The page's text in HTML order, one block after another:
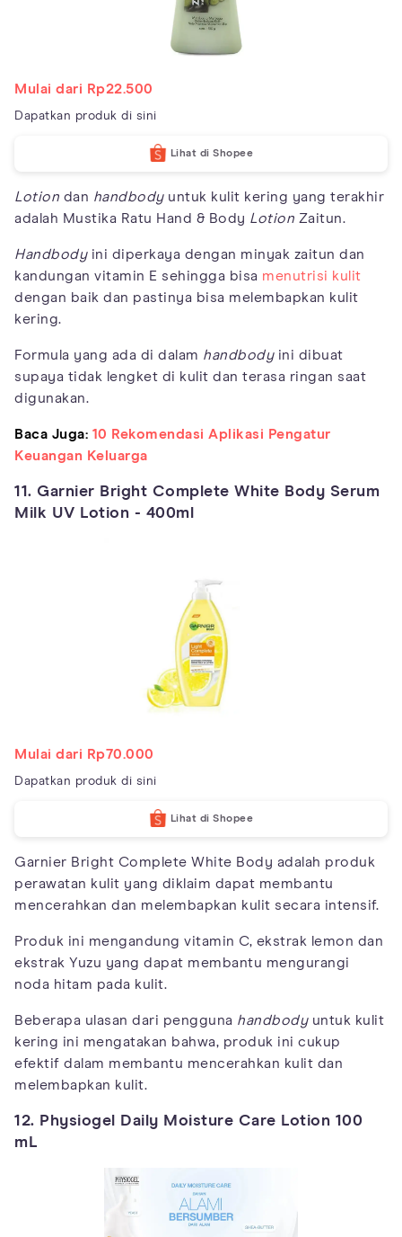
Mulai dari Rp22.500
Dapatkan produk di sini
Lihat di Shopee
Lotion dan handbodyuntuk kulit kering yang terakhir
adalah Mustika Ratu Hand & Body Lotion Zaitun.
Handbodyini diperkaya dengan minyak zaitun dan
kandungan vitamin E sehingga bisa menutrisi kulit
dengan baik dan pastinya bisa melembapkan kulit
kering.
Formula yang ada di dalam handbodyini dibuat
supaya tidak lengket di kulit dan terasa ringan saat
digunakan.
Baca Juga: 10 Rekomendasi Aplikasi Pengatur
Keuangan Keluarga
11. Garnier Bright Complete White Body Serum
Milk UV Lotion - 400ml
Mulai dari Rp70.000
Dapatkan produk di sini
Lihat di Shopee
Garnier Bright Complete White Body adalah produk
perawatan kulit yang diklaim dapat membantu
mencerahkan dan melembapkan kulit secara intensif.
Produk ini mengandung vitamin C, ekstrak lemon dan
ekstrak Yuzu yang dapat membantu mengurangi
noda hitam pada kulit.
Beberapa ulasan dari pengguna handbodyuntuk kulit
kering ini mengatakan bahwa, produk ini cukup
efektif dalam membantu mencerahkan kulit dan
melembapkan kulit.
12. Physiogel Daily Moisture Care Lotion 100
mL